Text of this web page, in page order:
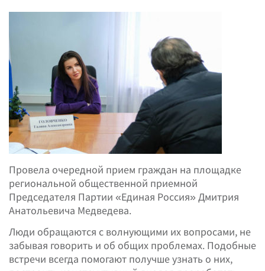
Провела очередной прием граждан на площадке
региональной общественной приемной
Председателя Партии «Единая Россия» Дмитрия
Анатольевича Медведева.
Люди обращаются с волнующими их вопросами, не
забывая говорить и об общих проблемах. Подобные
встречи всегда помогают получше узнать о них,